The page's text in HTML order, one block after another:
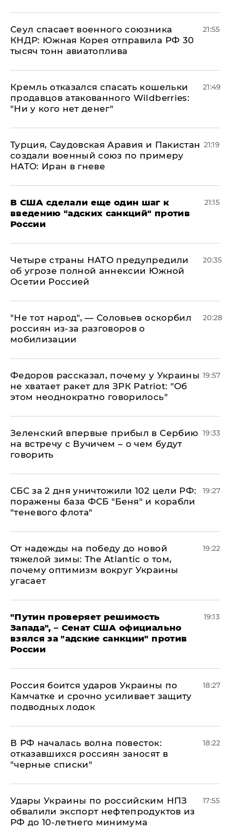
​Сеул спасает военного союзника
КНДР: Южная Корея отправила РФ 30
тысяч тонн авиатоплива
21:55
Кремль отказался спасать кошельки
продавцов атакованного Wildberries:
"Ни у кого нет денег"
21:49
Турция, Саудовская Аравия и Пакистан
создали военный союз по примеру
НАТО: Иран в гневе
21:19
В США сделали еще один шаг к
введению "адских санкций" против
России
21:15
Четыре страны НАТО предупредили
об угрозе полной аннексии Южной
Осетии Россией
20:35
​"Не тот народ", — Соловьев оскорбил
россиян из-за разговоров о
мобилизации
20:28
Федоров рассказал, почему у Украины
не хватает ракет для ЗРК Patriot: "Об
этом неоднократно говорилось"
19:57
Зеленский впервые прибыл в Сербию
на встречу с Вучичем – о чем будут
говорить
19:33
СБС за 2 дня уничтожили 102 цели РФ:
поражены база ФСБ "Беня" и корабли
"теневого флота"
19:27
От надежды на победу до новой
тяжелой зимы: The Atlantic о том,
почему оптимизм вокруг Украины
угасает
19:22
"Путин проверяет решимость
Запада", – Сенат США официально
взялся за "адские санкции" против
России
19:13
Россия боится ударов Украины по
Камчатке и срочно усиливает защиту
подводных лодок
18:27
​В РФ началась волна повесток:
отказавшихся россиян заносят в
"черные списки"
18:22
Удары Украины по российским НПЗ
обвалили экспорт нефтепродуктов из
РФ до 10-летнего минимума
17:55